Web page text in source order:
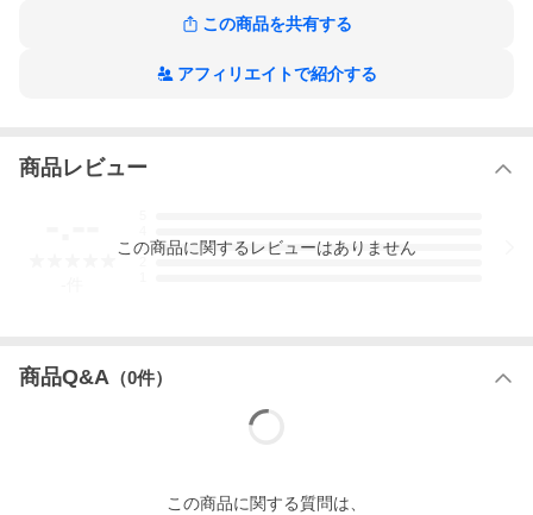
この商品を共有する
アフィリエイトで紹介する
商品レビュー
3
この商品に関するレビューはありません
商品Q&A （0件）
この商品に関する質問は、